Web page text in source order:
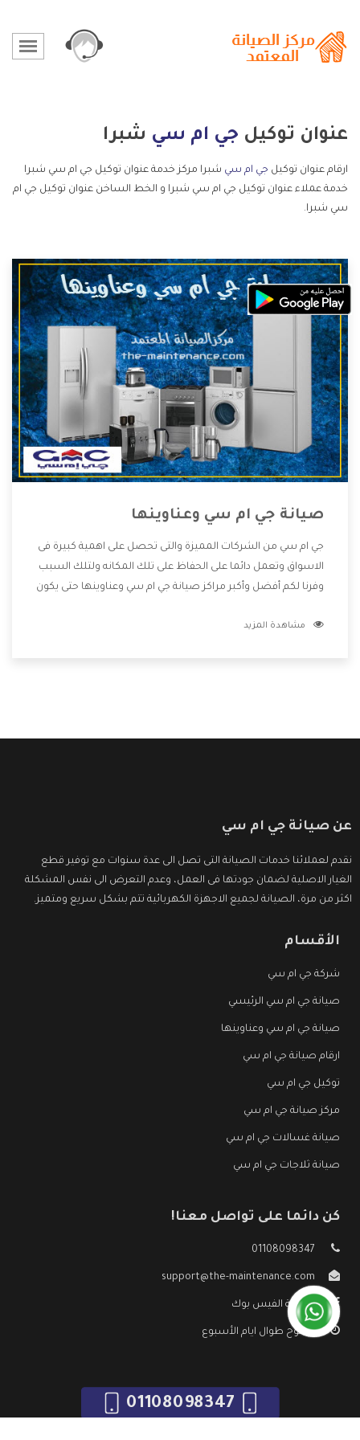
عنوان توكيل جي ام سي شبرا
ارقام عنوان توكيل جي ام سي شبرا مركز خدمة عنوان توكيل جي ام سي شبرا
خدمة عملاء عنوان توكيل جي ام سي شبرا و الخط الساخن عنوان توكيل جي ام
سي شبرا.
صيانة جي ام سي وعناوينها
جي ام سي من الشركات المميزة والتى تحصل على اهمية كبيرة فى
الاسواق وتعمل دائما على الحفاظ على تلك المكانه ولتلك السبب
وفرنا لكم أفضل وأكبر مراكز صيانة جي ام سي وعناوينها حتى يكون
دون اى ازعاج كما أننا نهتم بكل ما يحتاجه المستهلك لكى نحافظ
مشاهدة المزيد
عن صيانة جي ام سي
نقدم لعملائنا خدمات الصيانة التى تصل الى عدة سنوات مع توفير قطع
الغيار الاصلية لضمان جودتها فى العمل، وعدم التعرض الى نفس المشكلة
اكثر من مرة، الصيانة لجميع الاجهزة الكهربائية تتم بشكل سريع ومتميز.
الأقسام
شركة جي ام سي
صيانة جي ام سي الرئيسي
صيانة جي ام سي وعناوينها
ارقام صيانة جي ام سي
توكيل جي ام سي
مركز صيانة جي ام سي
صيانة غسالات جي ام سي
صيانة ثلاجات جي ام سي
كن دائما على تواصل معنا!
01108098347
support@the-maintenance.com
صفحة الفيس بوك
مفتوح طوال ايام الأسبوع
01108098347